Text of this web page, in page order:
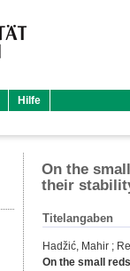
Hilfe
On the
their
Titelangaben
Hadžić, Mahir ;
On the small